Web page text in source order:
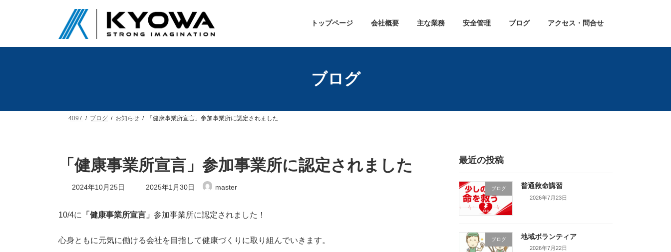
ツ
シ
トップページ 会社概要 主な業務 安全管理 ブログ アクセス・問合せ
ブログ
4097 ブログ お知らせ 「健康事業所宣言」参加事業所に認定されました
「健康事業所宣言」参加事業所に認定されました
2024年10月25日
最
終
新
日
2025年1月30日 master
10/4に 「健康事業所宣言」 参加事業所に認定されました！
心身ともに元気に働ける会社を目指して健康づくりに取り組んでいきます。
最近の投稿
ブログ 普通救命講習
2026年7月23日
ブログ 地域ボランティア
2026年7月22日